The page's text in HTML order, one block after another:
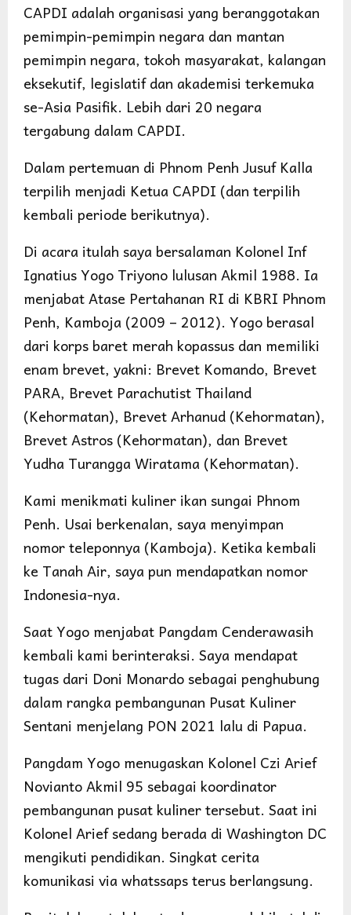
CAPDI adalah organisasi yang beranggotakan
pemimpin-pemimpin negara dan mantan
pemimpin negara, tokoh masyarakat, kalangan
eksekutif, legislatif dan akademisi terkemuka
se-Asia Pasifik. Lebih dari 20 negara
tergabung dalam CAPDI.
Dalam pertemuan di Phnom Penh Jusuf Kalla
terpilih menjadi Ketua CAPDI (dan terpilih
kembali periode berikutnya).
Di acara itulah saya bersalaman Kolonel Inf
Ignatius Yogo Triyono lulusan Akmil 1988. Ia
menjabat Atase Pertahanan RI di KBRI Phnom
Penh, Kamboja (2009 – 2012). Yogo berasal
dari korps baret merah kopassus dan memiliki
enam brevet, yakni: Brevet Komando, Brevet
PARA, Brevet Parachutist Thailand
(Kehormatan), Brevet Arhanud (Kehormatan),
Brevet Astros (Kehormatan), dan Brevet
Yudha Turangga Wiratama (Kehormatan).
Kami menikmati kuliner ikan sungai Phnom
Penh. Usai berkenalan, saya menyimpan
nomor teleponnya (Kamboja). Ketika kembali
ke Tanah Air, saya pun mendapatkan nomor
Indonesia-nya.
Saat Yogo menjabat Pangdam Cenderawasih
kembali kami berinteraksi. Saya mendapat
tugas dari Doni Monardo sebagai penghubung
dalam rangka pembangunan Pusat Kuliner
Sentani menjelang PON 2021 lalu di Papua.
Pangdam Yogo menugaskan Kolonel Czi Arief
Novianto Akmil 95 sebagai koordinator
pembangunan pusat kuliner tersebut. Saat ini
Kolonel Arief sedang berada di Washington DC
mengikuti pendidikan. Singkat cerita
komunikasi via whatssaps terus berlangsung.